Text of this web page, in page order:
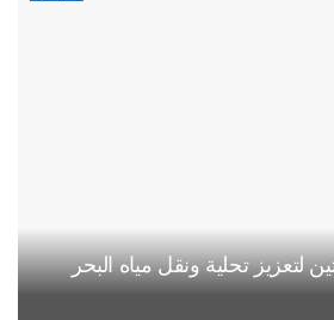
تحلية ونقل مياه البحر